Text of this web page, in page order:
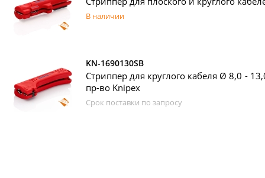
В наличии
KN-1690130SB
Стриппер для круглого кабеля Ø 8,0 -
пр-во Knipex
Срок поставки по запросу